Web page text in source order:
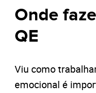
Onde
QE
Viu como
emocional é